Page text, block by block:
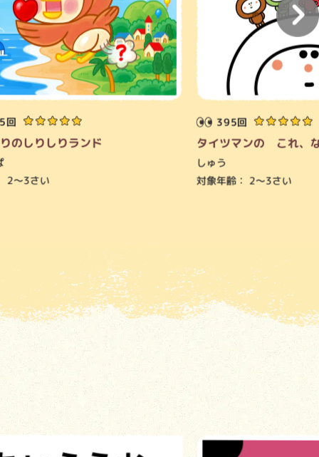
回
のしりしりランド
2～3さい
395回
タイツマンの これ、
しゅう
対象年齢： 2～3さい